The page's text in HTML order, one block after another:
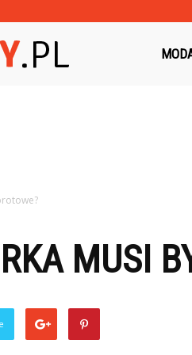
MUSI